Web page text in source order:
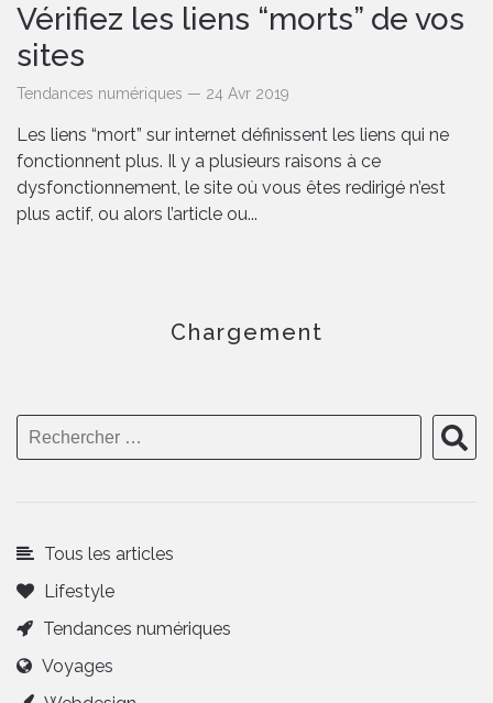
Vérifiez les liens “morts” de vos
sites
Tendances numériques — 24 Avr 2019
Les liens “mort” sur internet définissent les liens qui ne
fonctionnent plus. Il y a plusieurs raisons à ce
dysfonctionnement, le site où vous êtes redirigé n’est
plus actif, ou alors l’article ou...
Chargement
Tous les articles
Lifestyle
Tendances numériques
Voyages